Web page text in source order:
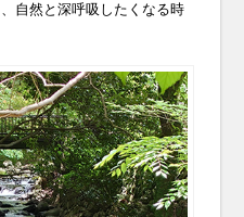
自然と深呼吸したくなる時